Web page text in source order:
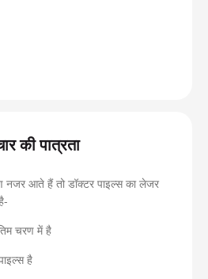
की पात्रता
नजर आते हैं तो डॉक्टर पाइल्स का लेजर
चरण में है
है